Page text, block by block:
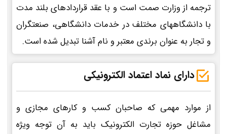
ترجمه از وزارت صمت است و با عقد قراردادهای بلند مدت
با دانشگاههای مختلف در خدمات دانشگاهی، صنعتگران
و تجار به عنوان برندی معتبر و نام آشنا تبدیل شده است.
دارای نماد اعتماد الکترونیکی
از موارد مهمی که صاحبان کسب و کارهای مجازی و
مشاغل حوزه تجارت الکترونیک باید به آن توجه ویژه